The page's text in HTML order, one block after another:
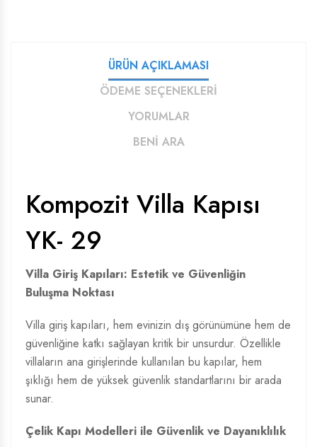
ÜRÜN AÇIKLAMASI
ÖDEME SEÇENEKLERİ
YORUMLAR
BENİ ARA
Kompozit Villa Kapısı
YK- 29
Villa Giriş Kapıları: Estetik ve Güvenliğin
Buluşma Noktası
Villa giriş kapıları, hem evinizin dış görünümüne hem de
güvenliğine katkı sağlayan kritik bir unsurdur. Özellikle
villaların ana girişlerinde kullanılan bu kapılar, hem
şıklığı hem de yüksek güvenlik standartlarını bir arada
sunar.
Çelik Kapı Modelleri ile Güvenlik ve Dayanıklılık